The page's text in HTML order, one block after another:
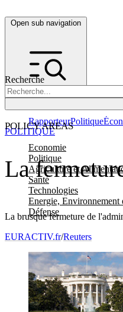
Open sub navigation
Recherche
POLICY AREAS
Economie
Politique
Agriculture et
Santé
Technologies
Energie, Environnement
Défense
RapporteurPolitique
La
La brusque fermeture de
POLITIQUE
EURACTIV.fr/Reuters